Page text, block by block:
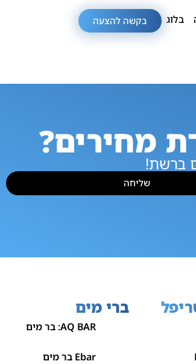
בלוג בקשה להצעה
מחירים?
ברשת!
שליחה
ברי מים
AQ BAR: בר מים
Ebar בר מים